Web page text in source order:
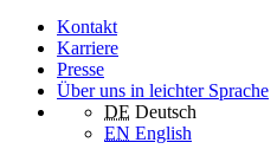
Kontakt
Karriere
Presse
Über uns in leichter Sprache
DE Deutsch
EN English